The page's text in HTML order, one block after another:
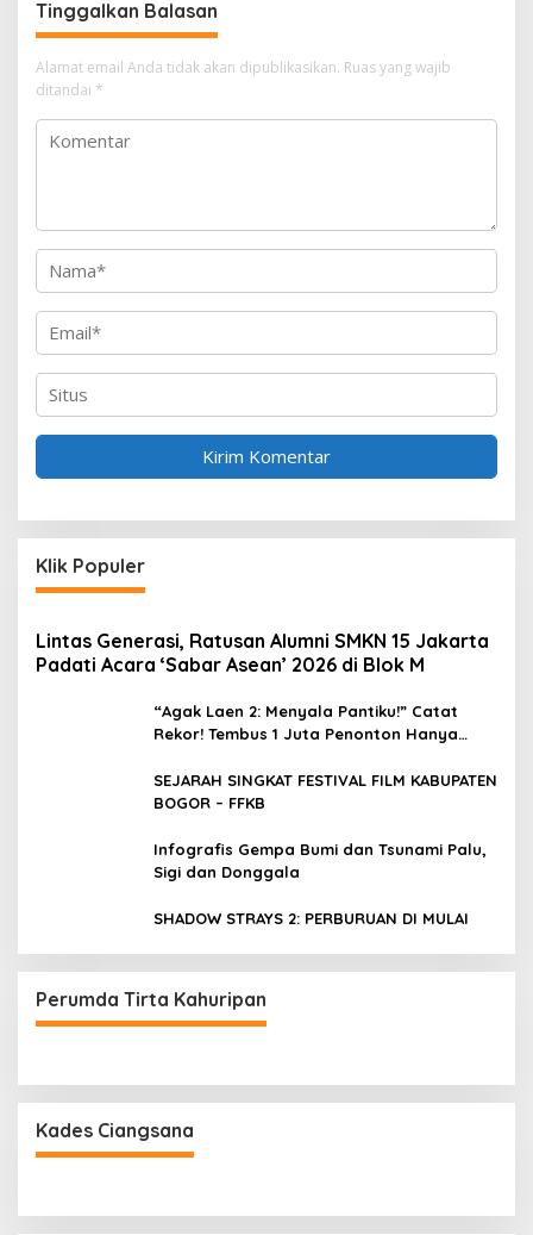
s
i
p
o
s
Tinggalkan Balasan
Alamat email Anda tidak akan dipublikasikan. Ruas yang wajib
ditandai *
Klik Populer
Lintas Generasi, Ratusan Alumni SMKN 15 Jakarta
Padati Acara ‘Sabar Asean’ 2026 di Blok M
“Agak Laen 2: Menyala Pantiku!” Catat
Rekor! Tembus 1 Juta Penonton Hanya
SEJARAH SINGKAT FESTIVAL FILM KABUPATEN
BOGOR – FFKB
Infografis Gempa Bumi dan Tsunami Palu,
Sigi dan Donggala
SHADOW STRAYS 2: PERBURUAN DI MULAI
Perumda Tirta Kahuripan
Kades Ciangsana